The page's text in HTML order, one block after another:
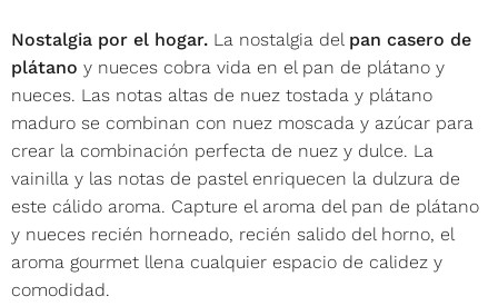
Nostalgia por el hogar.La nostalgia del pan casero de
plátano y nueces cobra vida en el pan de plátano y
nueces. Las notas altas de nuez tostada y plátano
maduro se combinan con nuez moscada y azúcar para
crear la combinación perfecta de nuez y dulce. La
vainilla y las notas de pastel enriquecen la dulzura de
este cálido aroma. Capture el aroma del pan de plátano
y nueces recién horneado, recién salido del horno, el
aroma gourmet llena cualquier espacio de calidez y
comodidad.